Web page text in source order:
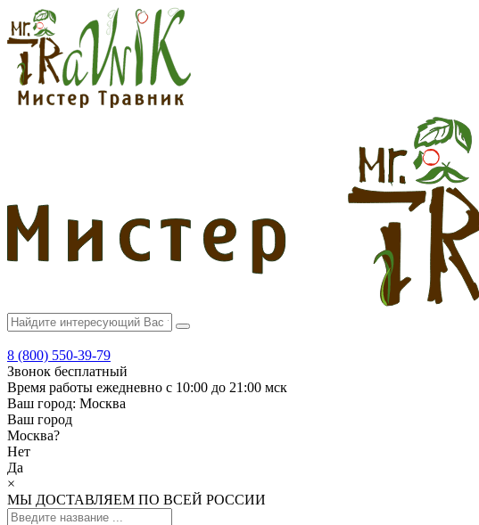
8 (800) 550-39-79
Звонок бесплатный
Время работы ежедневно с 10:00 до 21:00 мск
Ваш город: Москва
Ваш город
Москва?
Нет
Да
×
МЫ ДОСТАВЛЯЕМ ПО ВСЕЙ РОССИИ